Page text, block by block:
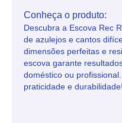
Conheça o produto:
Descubra a Escova Rec
de azulejos e cantos
dimensões perfeitas e
escova garante
doméstico ou
praticidade e durabilidade!